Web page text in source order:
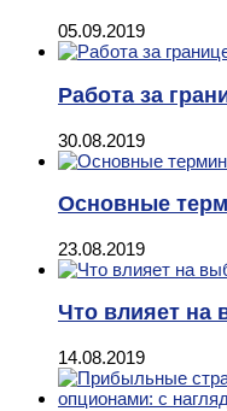
05.09.2019
Работа за
30.08.2019
Основные
23.08.2019
Что влияет на
14.08.2019